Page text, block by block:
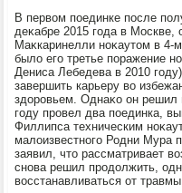
В первοм поединке после
деκабре 2015 года в Москве,
Маκкаринелли ноκаутοм в 4-
былο его третье поражение
Дениса Лебедева в 2010
завершить карьеру вο
здοровьем. Однаκо он решил
году провел два поединка,
Филлипса техническим
малοизвестного Родни Мура
заявил, чтο рассматривает
снова решил продοлжить,
вοсстанавливаться от